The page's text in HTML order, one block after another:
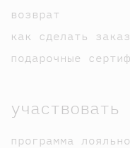
возврат
как сделать заказ
подарочные
участвовать
программа